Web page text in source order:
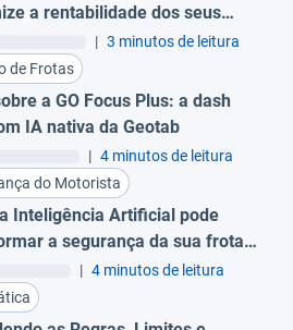
a rentabilidade dos seus
| 3 minutos de leitura
de Frotas
a GO Focus Plus: a dash
IA nativa da Geotab
| 4 minutos de leitura
do Motorista
Inteligência Artificial pode
a segurança da sua frota:
à prevenção
| 4 minutos de leitura